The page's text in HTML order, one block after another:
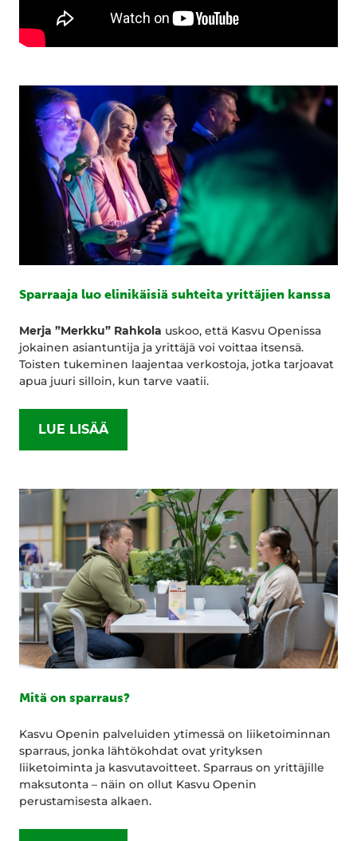
Sparraaja luo elinikäisiä suhteita yrittäjien kanssa
Merja ”Merkku” Rahkola uskoo, että Kasvu Openissa
jokainen asiantuntija ja yrittäjä voi voittaa itsensä.
Toisten tukeminen laajentaa verkostoja, jotka tarjoavat
apua juuri silloin, kun tarve vaatii.
LUE LISÄÄ
Mitä on sparraus?
Kasvu Openin palveluiden ytimessä on liiketoiminnan
sparraus, jonka lähtökohdat ovat yrityksen
liiketoiminta ja kasvutavoitteet. Sparraus on yrittäjille
maksutonta – näin on ollut Kasvu Openin
perustamisesta alkaen.